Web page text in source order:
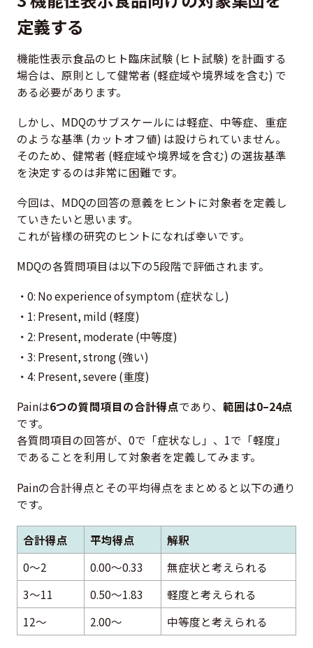
定義する
機能性表示食品のヒト臨床試験 (ヒト試験) を計画する
場合は、原則として健常者 (軽症域や境界域を含む) で
ある必要があります。
しかし、MDQのサブスケールには軽症、中等症、重症
のような基準 (カットオフ値) は設けられていません。
そのため、健常者 (軽症域や境界域を含む) の選抜基準
を決定するのは非常に困難です。
今回は、MDQの回答の意義をヒントに対象者を定義し
ていきたいと思います。
これが皆様の研究のヒントになれば幸いです。
MDQの各質問項目は以下の5段階で評価されます。
0: No experience of symptom (症状なし)
1: Present, mild (軽度)
2: Present, moderate (中等度)
3: Present, strong (強い)
4: Present, severe (重度)
Painは6つの質問項目の合計得点であり、 範囲は0–24点
です。
各質問項目の回答が、0で「症状なし」、1で「軽度」
であることを利用して対象者を定義してみます。
Painの合計得点とその平均得点をまとめると以下の通り
です。
合計得点 平均得点
解釈
0～2
0.00～0.33
無症状と考えられる
3～11
0.50～1.83
軽度と考えられる
12～
2.00～ 中等度と考えられる